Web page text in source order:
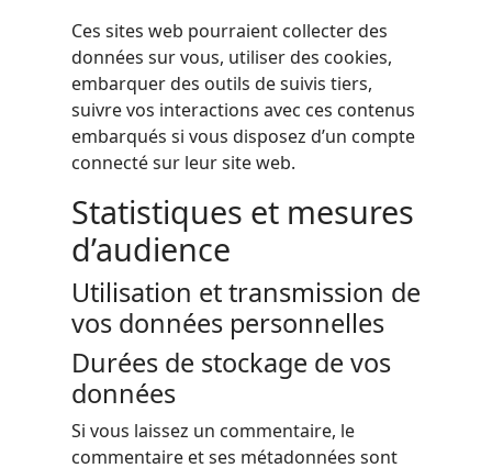
Ces sites web pourraient collecter des
données sur vous, utiliser des cookies,
embarquer des outils de suivis tiers,
suivre vos interactions avec ces contenus
embarqués si vous disposez d’un compte
connecté sur leur site web.
Statistiques et mesures
d’audience
Utilisation et transmission de
vos données personnelles
Durées de stockage de vos
données
Si vous laissez un commentaire, le
commentaire et ses métadonnées sont